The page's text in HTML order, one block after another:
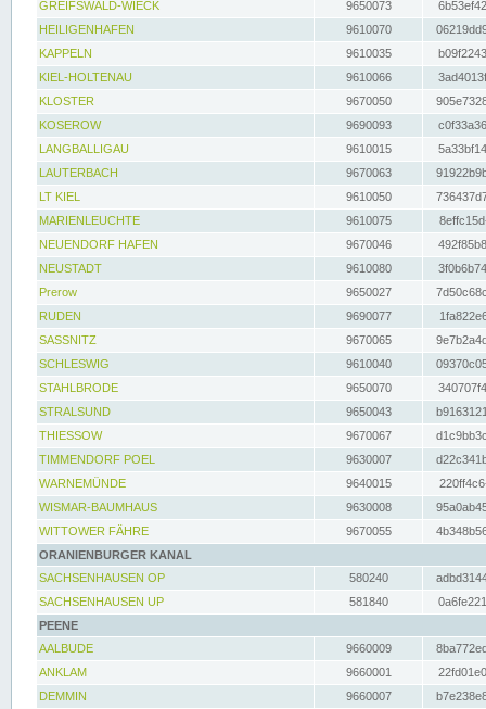
GREIFSWALD-WIECK
9650073
HEILIGENHAFEN
9610070
KAPPELN
9610035
KIEL-HOLTENAU
9610066
KLOSTER
9670050
KOSEROW
9690093
LANGBALLIGAU
9610015
LAUTERBACH
9670063
LT KIEL
9610050
MARIENLEUCHTE
9610075
NEUENDORF HAFEN
9670046
NEUSTADT
9610080
Prerow
9650027
RUDEN
9690077
SASSNITZ
9670065
SCHLESWIG
9610040
STAHLBRODE
9650070
STRALSUND
9650043
THIESSOW
9670067
TIMMENDORF POEL
9630007
WARNEMÜNDE
9640015
WISMAR-BAUMHAUS
9630008
WITTOWER FÄHRE
9670055
ORANIENBURGER KANAL
SACHSENHAUSEN OP
580240
SACHSENHAUSEN UP
581840
PEENE
AALBUDE
9660009
ANKLAM
9660001
DEMMIN
9660007